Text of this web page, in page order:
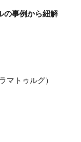
の事例から紐解
マトゥルグ）